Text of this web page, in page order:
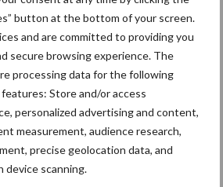
button at the bottom of your screen.
and are committed to providing you
secure browsing experience. The
processing data for the following
Store and/or access
personalized advertising and content,
measurement, audience research,
precise geolocation data, and
scanning.
Partner nieuws
ziet volume en
groeien in krimpende
markt
Toon meer